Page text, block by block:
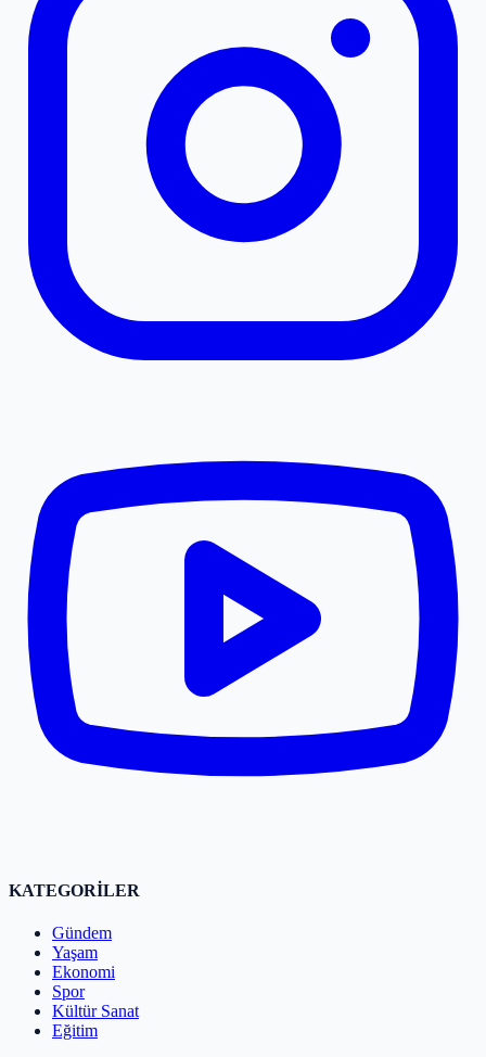
KATEGORİLER
Gündem
Yaşam
Ekonomi
Spor
Kültür Sanat
Eğitim